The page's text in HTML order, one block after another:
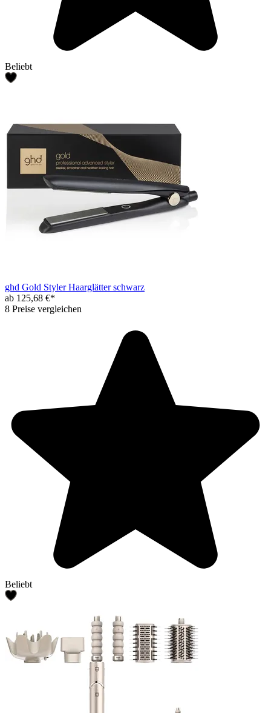
Beliebt
ghd Gold Styler Haarglätter schwarz
ab 125,68 €*
8 Preise vergleichen
Beliebt